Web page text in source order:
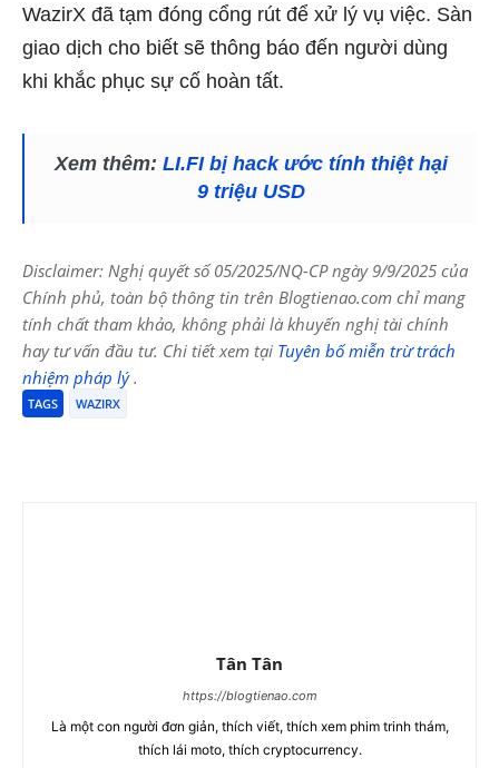
WazirX đã tạm đóng cổng rút để xử lý vụ việc. Sàn
giao dịch cho biết sẽ thông báo đến người dùng
khi khắc phục sự cố hoàn tất.
Xem thêm: LI.FI bị hack ước tính thiệt hại
9 triệu USD
Disclaimer: Nghị quyết số 05/2025/NQ-CP ngày 9/9/2025 của
Chính phủ, toàn bộ thông tin trên Blogtienao.com chỉ mang
tính chất tham khảo, không phải là khuyến nghị tài chính
hay tư vấn đầu tư. Chi tiết xem tại Tuyên bố miễn trừ trách
nhiệm pháp lý.
TAGS WAZIRX
Tân Tân
https://blogtienao.com
Là một con người đơn giản, thích viết, thích xem phim trinh thám,
thích lái moto, thích cryptocurrency.